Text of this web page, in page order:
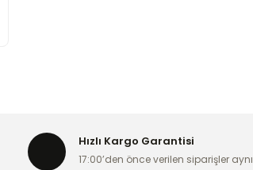
Hızlı Kargo Garantisi
17:00’den önce verilen siparişler aynı